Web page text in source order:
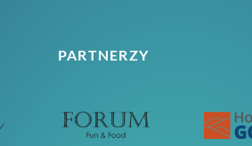
PARTNERZY